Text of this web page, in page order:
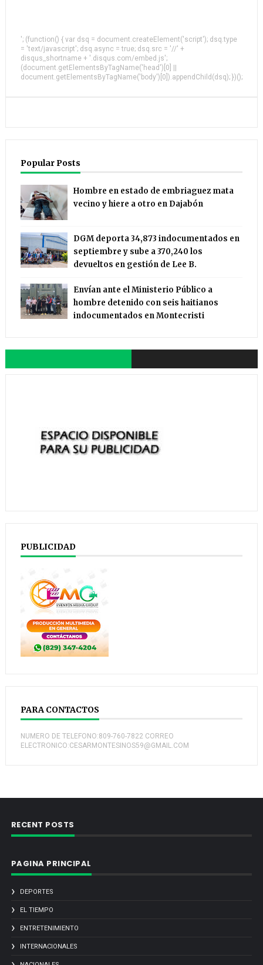
'; (function() { var dsq = document.createElement('script'); dsq.type
= 'text/javascript'; dsq.async = true; dsq.src = '//' +
disqus_shortname + '.disqus.com/embed.js';
(document.getElementsByTagName('head')[0] ||
document.getElementsByTagName('body')[0]).appendChild(dsq); })();
Popular Posts
Hombre en estado de embriaguez mata
vecino y hiere a otro en Dajabón
DGM deporta 34,873 indocumentados en
septiembre y sube a 370,240 los
devueltos en gestión de Lee B.
Envían ante el Ministerio Público a
hombre detenido con seis haitianos
indocumentados en Montecristi
PUBLICIDAD
PARA CONTACTOS
NUMERO DE TELEFONO:809-760-7822 CORREO
ELECTRONICO:CESARMONTESINOS59@GMAIL.COM
RECENT POSTS
PAGINA PRINCIPAL
DEPORTES
EL TIEMPO
ENTRETENIMIENTO
INTERNACIONALES